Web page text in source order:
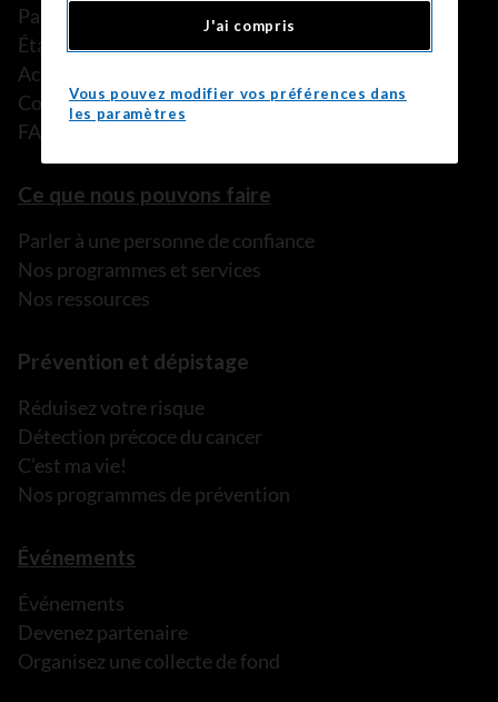
Partenariats
États financiers
Actualités
Communiqués de presse
FAQ
Ce que nous pouvons faire
Parler à une personne de confiance
Nos programmes et services
Nos ressources
Prévention et dépistage
Réduisez votre risque
Détection précoce du cancer
C’est ma vie!
Nos programmes de prévention
Événements
Événements
Devenez partenaire
Organisez une collecte de fond
J'ai compris
Vous pouvez modifier vos préférences dans
les paramètres